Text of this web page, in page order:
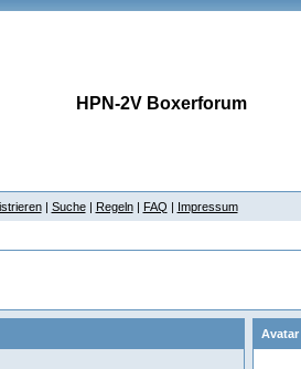
HPN-2V Boxerforum
| Suche| Regeln| FAQ | Impressum
Avatar